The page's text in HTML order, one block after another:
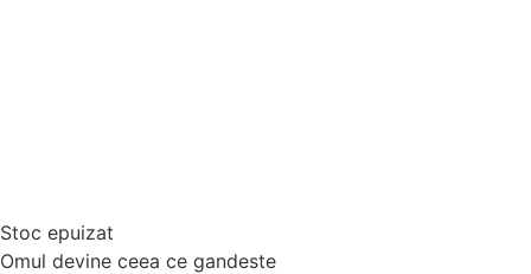
Stoc epuizat
Omul devine ceea ce gandeste